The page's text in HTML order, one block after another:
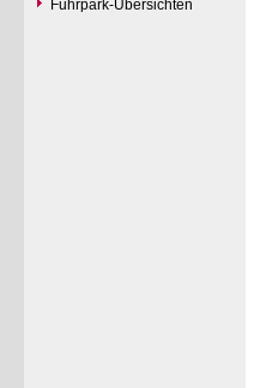
Fuhrpark-Übersichten